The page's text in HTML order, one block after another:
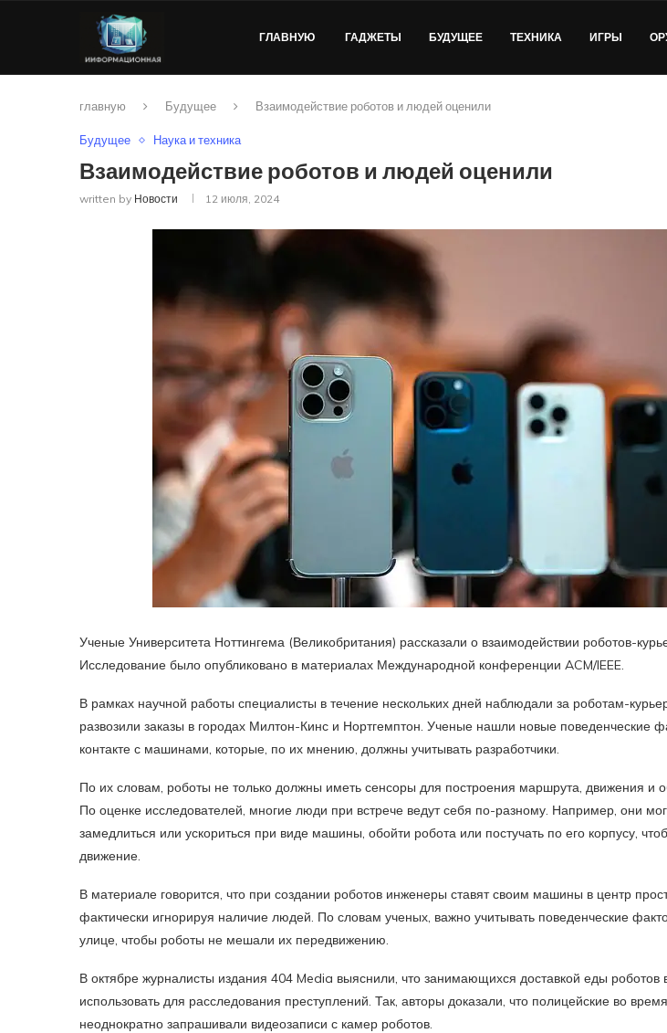
ГЛАВНУЮ ГАДЖЕТЫ БУДУЩЕЕ ТЕХНИКА ИГРЫ
главную Будущее Взаимодействие роботов и людей оценили
Будущее Наука и техника
Взаимодействие роботов и людей оценили
written by Новости 12 июля, 2024
Ученые Университета Ноттингема (Великобритания) рассказали о взаимодействии роботов-
Исследование было опубликовано в материалах Международной конференции ACM/IEEE.
В рамках научной работы специалисты в течение нескольких дней наблюдали за роботам-
развозили заказы в городах Милтон-Кинс и Нортгемптон. Ученые нашли новые поведенческие
контакте с машинами, которые, по их мнению, должны учитывать разработчики.
По их словам, роботы не только должны иметь сенсоры для построения маршрута, движения и
По оценке исследователей, многие люди при встрече ведут себя по-разному. Например, они
замедлиться или ускориться при виде машины, обойти робота или постучать по его корпусу,
движение.
В материале говорится, что при создании роботов инженеры ставят своим машины в центр
фактически игнорируя наличие людей. По словам ученых, важно учитывать поведенческие
улице, чтобы роботы не мешали их передвижению.
В октябре журналисты издания 404 Media выяснили, что занимающихся доставкой еды
использовать для расследования преступлений. Так, авторы доказали, что полицейские во
неоднократно запрашивали видеозаписи с камер роботов.